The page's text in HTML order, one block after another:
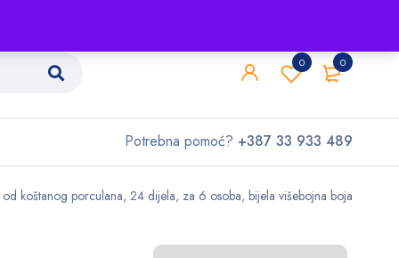
0
0
Potrebna pomoć? +387 33 933 489
koštanog porculana, 24 dijela, za 6 osoba, bijela višebojna boja